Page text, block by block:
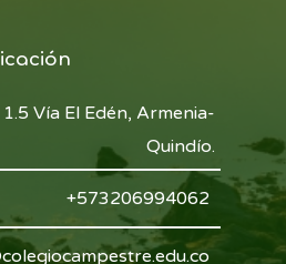
1.5 Vía El Edén, Armenia-
Quindío.
+573206994062